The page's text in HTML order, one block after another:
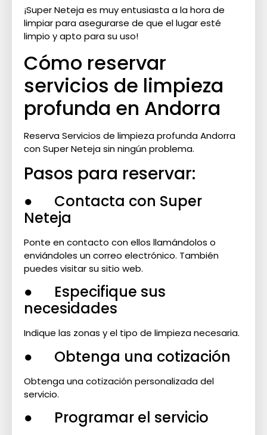
¡Super Neteja es muy entusiasta a la hora de
limpiar para asegurarse de que el lugar esté
limpio y apto para su uso!
Cómo reservar
servicios de limpieza
profunda en Andorra
Reserva Servicios de limpieza profunda Andorra
con Super Neteja sin ningún problema.
Pasos para reservar:
● Contacta con Super
Neteja
Ponte en contacto con ellos llamándolos o
enviándoles un correo electrónico. También
puedes visitar su sitio web.
● Especifique sus
necesidades
Indique las zonas y el tipo de limpieza necesaria.
● Obtenga una cotización
Obtenga una cotización personalizada del
servicio.
● Programar el servicio